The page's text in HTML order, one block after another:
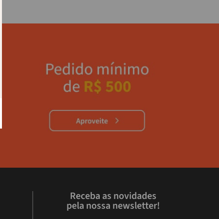
Receba as novidades
pela nossa newsletter!